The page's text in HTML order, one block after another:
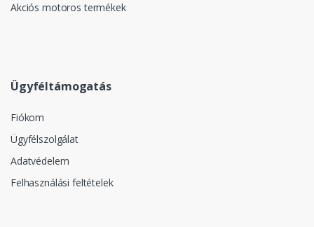
Akciós motoros termékek
Ügyféltámogatás
Fiókom
Ügyfélszolgálat
Adatvédelem
Felhasználási feltételek